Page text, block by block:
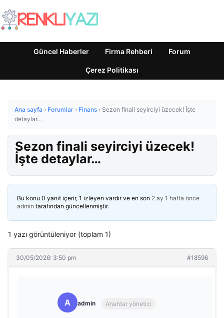
Güncel Haberler Firma Rehberi Forum
Çerez Politikası
Ana sayfa › Forumlar › Finans › Sezon finali seyirciyi üzecek! İşte
detaylar…
Sezon finali seyirciyi üzecek!
İşte detaylar…
Bu konu 0 yanıt içerir, 1 izleyen vardır ve en son 2 ay 1 hafta önce
admin tarafından güncellenmiştir.
1 yazı görüntüleniyor (toplam 1)
30/05/2026: 3:50 pm #18596
A admin Anahtar yönetici